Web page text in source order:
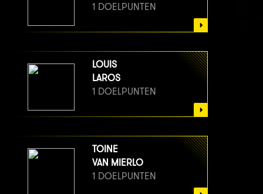
1 DOELPUNTEN
LOUIS
LAROS
1 DOELPUNTEN
TOINE
VAN MIERLO
1 DOELPUNTEN